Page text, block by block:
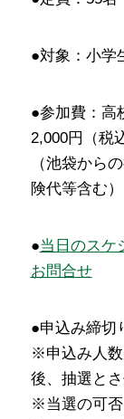
●対象：小学
●参加費：
2,000円（税
（池袋から
険代等含む）
●当日のスケ
お問合せ
●申込み締切
※申込み人数
後、抽選と
※当選の可否